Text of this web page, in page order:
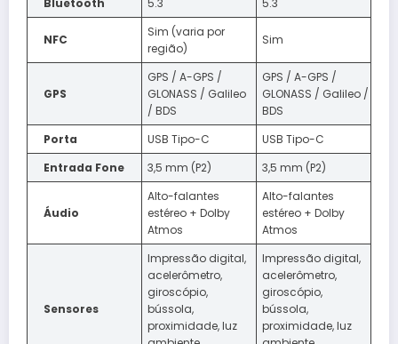
NFC
Sim (varia por
região)
Sim
GPS
GPS / A-GPS /
GLONASS / Galileo
/ BDS
GPS / A-GPS /
GLONASS / Galileo /
BDS
Porta
USB Tipo-C
USB Tipo-C
Entrada Fone
3,5 mm (P2) 3,5 mm (P2)
Áudio
Alto-falantes
estéreo + Dolby
Atmos
Alto-falantes
estéreo + Dolby
Atmos
Sensores
Impressão digital,
acelerômetro,
giroscópio,
bússola,
proximidade, luz
Impressão digital,
acelerômetro,
giroscópio,
bússola,
proximidade, luz